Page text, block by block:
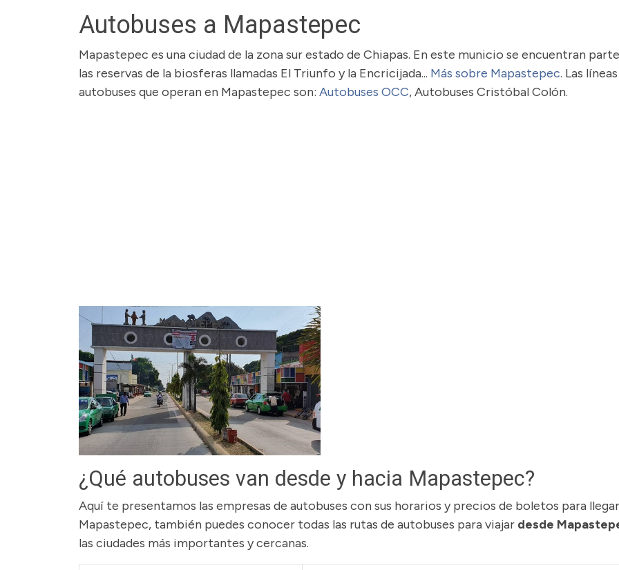
Autobuses a Mapastepec
Mapastepec es una ciudad de la zona sur estado de Chiapas. En este municio se encuentran
las reservas de la biosferas llamadas El Triunfo y la Encricijada... Más sobre Mapastepec. Las
autobuses que operan en Mapastepec son: Autobuses OCC, Autobuses Cristóbal Colón.
¿Qué autobuses van desde y hacia Mapastepec?
Aquí te presentamos las empresas de autobuses con sus horarios y precios de boletos para
Mapastepec, también puedes conocer todas las rutas de autobuses para viajar desde
las ciudades más importantes y cercanas.